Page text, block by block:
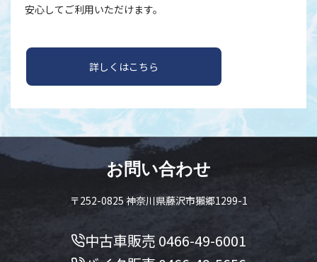
安心してご利用いただけます。
詳しくはこちら
お問い合わせ
〒252-0825 神奈川県藤沢市獺郷1299-1
中古車販売 0466-49-6001